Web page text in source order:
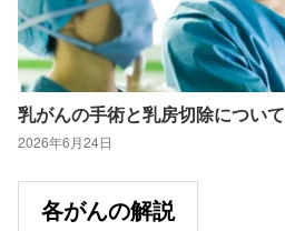
乳がんの手術と乳房切除について
2026年6月24日
各がんの解説